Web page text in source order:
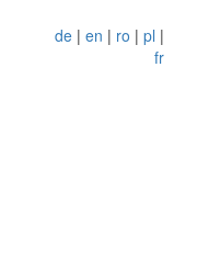
de| en | ro | pl |
fr